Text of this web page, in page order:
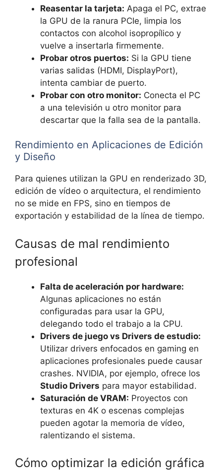
Reasentar la tarjeta: Apaga el PC, extrae
la GPU de la ranura PCIe, limpia los
contactos con alcohol isopropílico y
vuelve a insertarla firmemente.
Probar otros puertos: Si la GPU tiene
varias salidas (HDMI, DisplayPort),
intenta cambiar de puerto.
Probar con otro monitor: Conecta el PC
a una televisión u otro monitor para
descartar que la falla sea de la pantalla.
Rendimiento en Aplicaciones de Edición
y Diseño
Para quienes utilizan la GPU en renderizado 3D,
edición de vídeo o arquitectura, el rendimiento
no se mide en FPS, sino en tiempos de
exportación y estabilidad de la línea de tiempo.
Causas de mal rendimiento
profesional
Falta de aceleración por hardware:
Algunas aplicaciones no están
configuradas para usar la GPU,
delegando todo el trabajo a la CPU.
Drivers de juego vs Drivers de estudio:
Utilizar drivers enfocados en gaming en
aplicaciones profesionales puede causar
crashes. NVIDIA, por ejemplo, ofrece los
Studio Drivers para mayor estabilidad.
Saturación de VRAM: Proyectos con
texturas en 4K o escenas complejas
pueden agotar la memoria de vídeo,
ralentizando el sistema.
Cómo optimizar la edición gráfica